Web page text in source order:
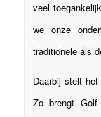
veel
we onze
traditionele als
Daarbij stelt
Zo brengt Golf